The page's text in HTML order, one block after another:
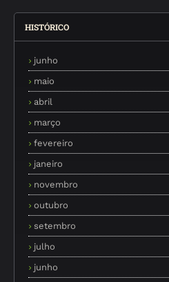
HISTÓRICO
junho
maio
abril
março
fevereiro
janeiro
novembro
outubro
setembro
julho
junho